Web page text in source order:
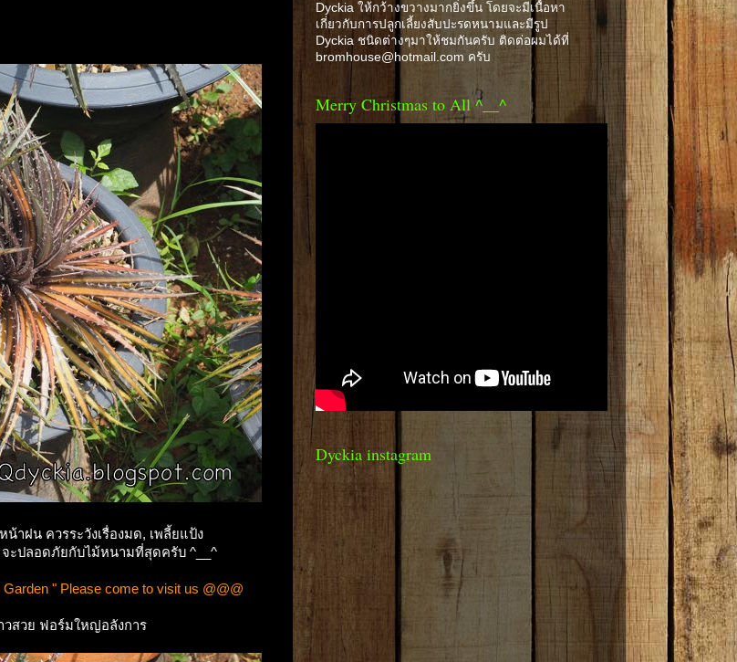
าฝน ควรระวังเรื่องมด, เพลี้ยแป้ง
ะปลอดภัยกับไม้หนามที่สุดครับ ^__^
" Please come to visit us @@@
วสวย ฟอร์มใหญ่อลังการ
Dyckia ให้กว้างขวางมากยิ่งขึ้น โดยจะมีเนื้อหา
เกี่ยวกับการปลูกเลี้ยงสับปะรดหนามและมีรูป
Dyckia ชนิดต่างๆมาให้ชมกันครับ ติดต่อผมได้ที่
bromhouse@hotmail.com ครับ
Merry Christmas to All ^__^
Dyckia instagram